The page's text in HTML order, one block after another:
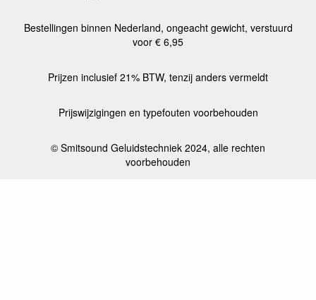
Bestellingen binnen Nederland, ongeacht gewicht, verstuurd
voor € 6,95
Prijzen inclusief 21% BTW, tenzij anders vermeldt
Prijswijzigingen en typefouten voorbehouden
© Smitsound Geluidstechniek 2024, alle rechten
voorbehouden